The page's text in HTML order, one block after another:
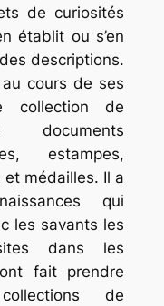
de curiosités
établit ou s’en
descriptions.
cours de ses
collection de
estampes,
médailles. Il a
qui
les savants les
dans les
fait prendre
de